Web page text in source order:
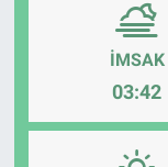
İMSAK
03:42
Sağlık
Teknoloji
Ramazan